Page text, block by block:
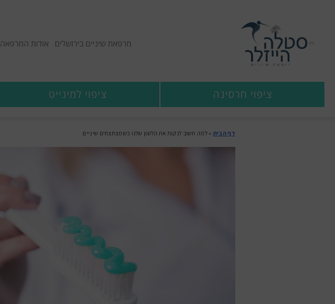
מרפאת שיניים בירושלים אודות המרפאה
ציפוי חרסינה ציפוי למינייט
דף הבית »למה חשוב לנקות את הלשון שלנו כשמצחצחים שיניים